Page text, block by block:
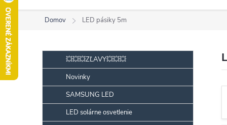
Domov LED pásiky 5m
o
č
n
Preskočiť
kategórie💥💥💥ZĽAVY💥💥💥
Novinky
SAMSUNG LED
LED solárne osvetlenie